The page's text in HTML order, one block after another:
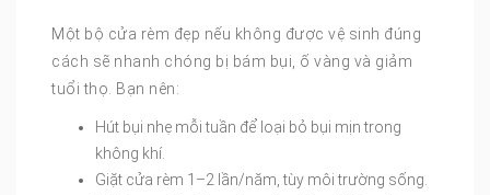
Một bộ cửa rèm đẹp nếu không được vệ sinh đúng
cách sẽ nhanh chóng bị bám bụi, ố vàng và giảm
tuổi thọ. Bạn nên:
Hút bụi nhẹ mỗi tuần để loại bỏ bụi mịn trong
không khí.
Giặt cửa rèm 1–2 lần/năm, tùy môi trường sống.